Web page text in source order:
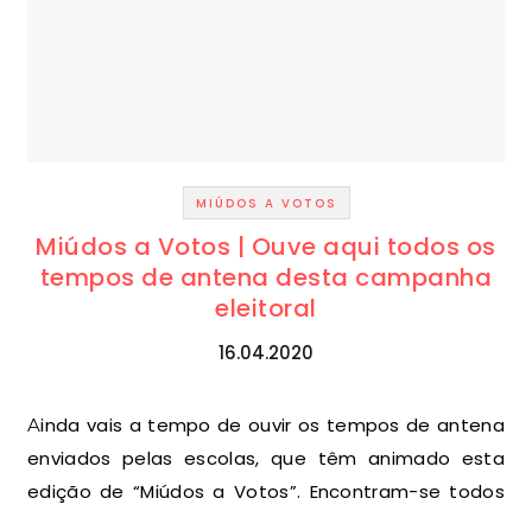
MIÚDOS A VOTOS
Miúdos a Votos | Ouve aqui todos os
tempos de antena desta campanha
eleitoral
16.04.2020
Ainda vais a tempo de ouvir os tempos de antena
enviados pelas escolas, que têm animado esta
edição de “Miúdos a Votos”. Encontram-se todos